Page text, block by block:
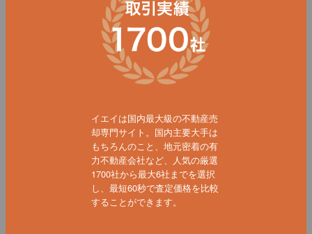
イエイは国内最大級の不動産売
却専門サイト。国内主要大手は
もちろんのこと、地元密着の有
力不動産会社など、人気の厳選
1700社から最大6社までを選択
し、最短60秒で査定価格を比較
することができます。